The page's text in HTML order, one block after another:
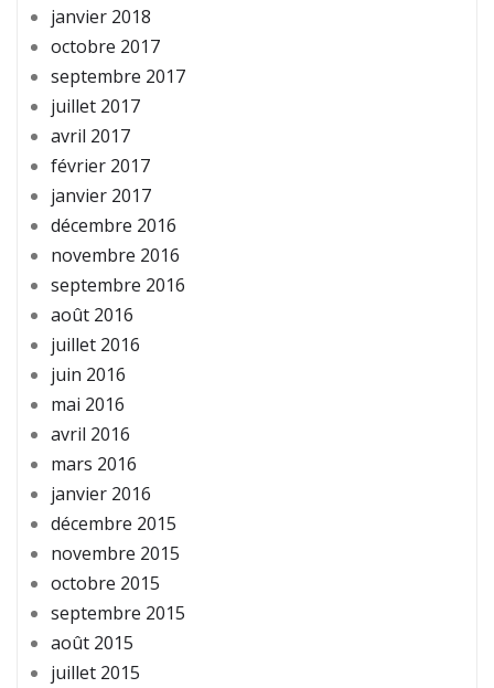
janvier 2018
octobre 2017
septembre 2017
juillet 2017
avril 2017
février 2017
janvier 2017
décembre 2016
novembre 2016
septembre 2016
août 2016
juillet 2016
juin 2016
mai 2016
avril 2016
mars 2016
janvier 2016
décembre 2015
novembre 2015
octobre 2015
septembre 2015
août 2015
juillet 2015